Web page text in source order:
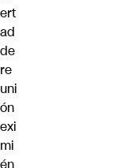
ert
ad
de
re
uni
ón
exi
mi
én